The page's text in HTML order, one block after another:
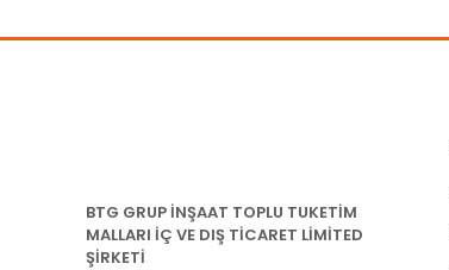
BTG GRUP İNŞAAT TOPLU TUKETİM
MALLARI İÇ VE DIŞ TİCARET LİMİTED
ŞİRKETİ